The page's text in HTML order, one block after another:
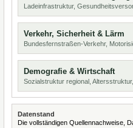
Ladeinfrastruktur,
Verkehr, Sicherheit & Lärm
Bundesfernstraßen-Verkehr,
Demografie & Wirtschaft
Sozialstruktur regional,
Datenstand
Die vollständigen Quellennachweise,